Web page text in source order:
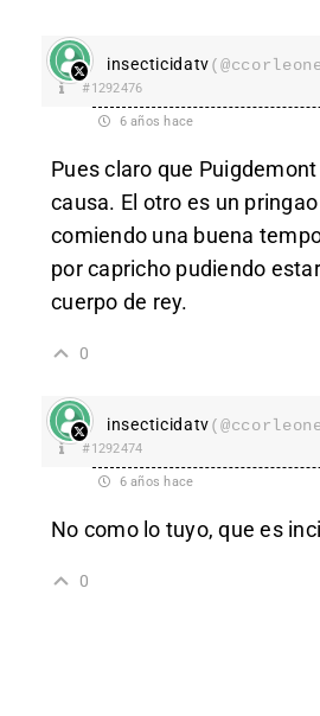
insecticidatv
#1292476
6 años hace
Pues claro que
causa. El otro es un
comiendo una buena
por capricho pudiendo
cuerpo de rey.
0
insecticidatv
#1292474
6 años hace
No como lo tuyo, que es
0